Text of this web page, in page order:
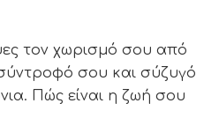
τον χωρισμό σου από
σου και σύζυγό
Πώς είναι η ζωή σου